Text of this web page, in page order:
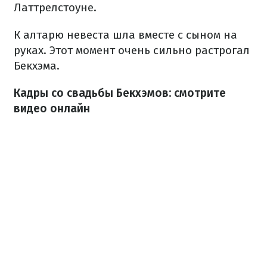
Латтрелстоуне.
К алтарю невеста шла вместе с сыном на
руках. Этот момент очень сильно растрогал
Бекхэма.
Кадры со свадьбы Бекхэмов: смотрите
видео онлайн